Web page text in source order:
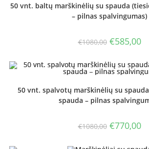
50 vnt. baltų marškinėlių su spauda
– pilnas spalvingumas)
€1080,00 Original
price
€1080,00.
€585,00
50 vnt. spalvotų marškinėlių su
spauda – pilnas
€1080,00 Original
price
€1080,00.
€770,00